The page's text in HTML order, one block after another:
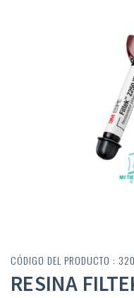
CÓDIGO DEL PRODUCTO :
RESINA